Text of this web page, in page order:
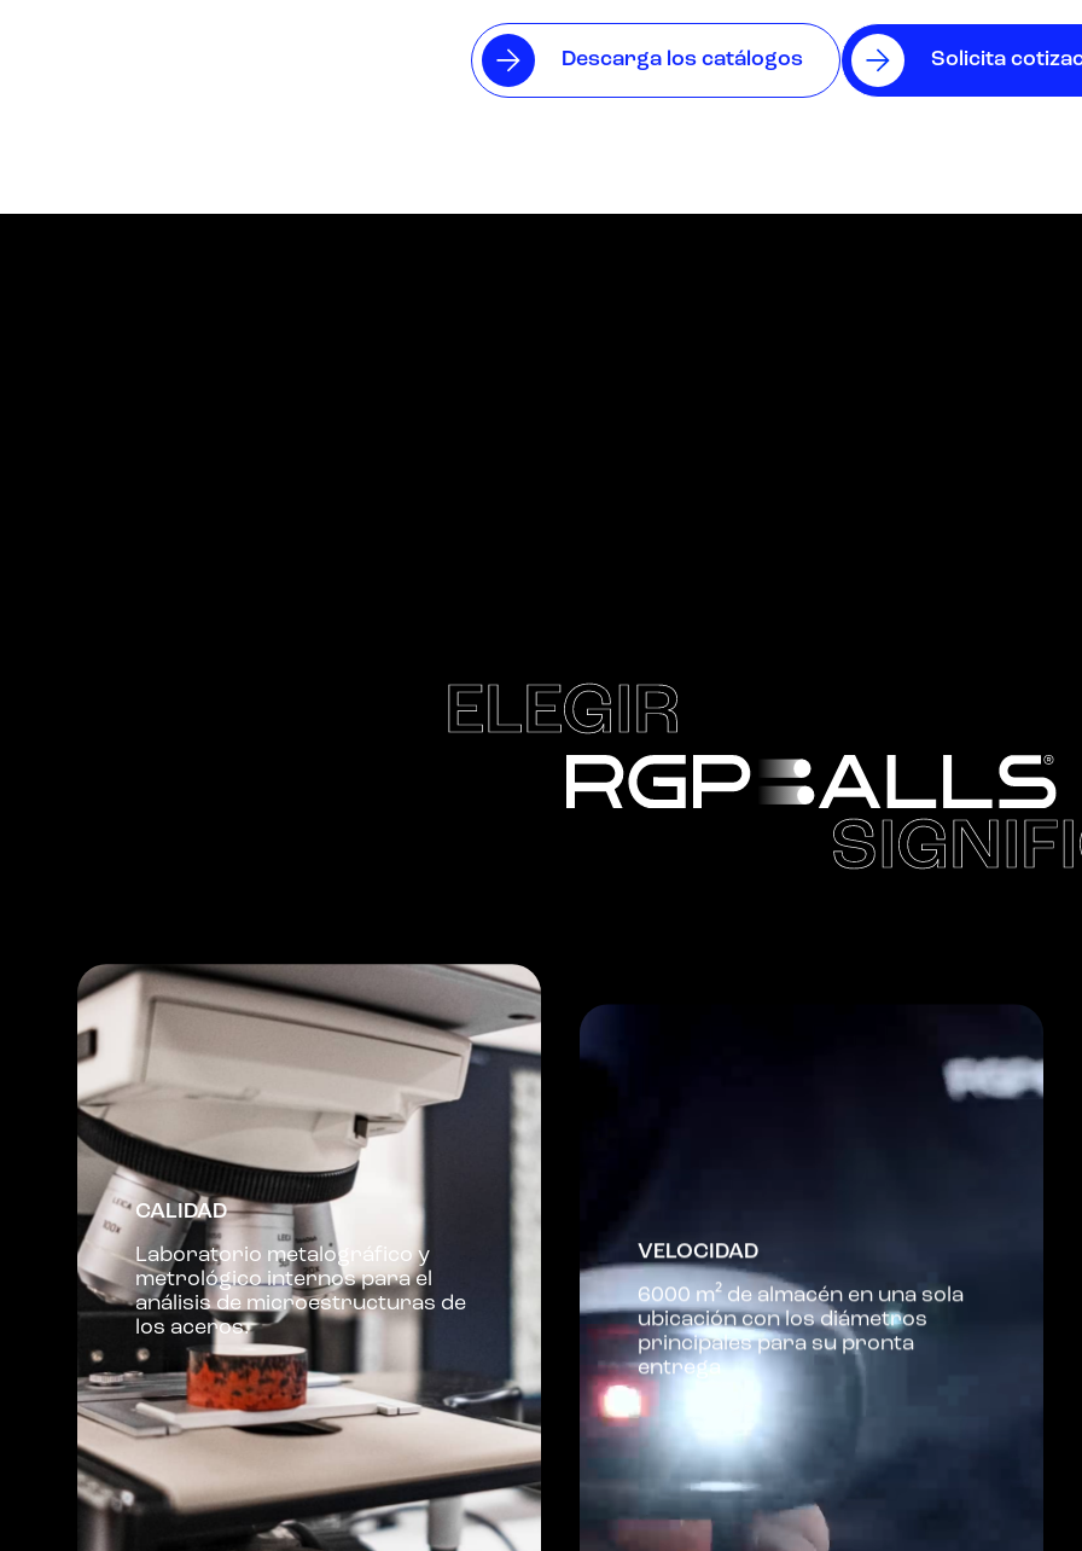
Descarga los catálogos Solicita
ELEGIR
CALIDAD
Laboratorio metalográfico y
metrológico internos para el
análisis de microestructuras de
los aceros.
VELOCIDAD
6000 m² de almacén en una sola
ubicación con los diámetros
principales para su pronta
entrega